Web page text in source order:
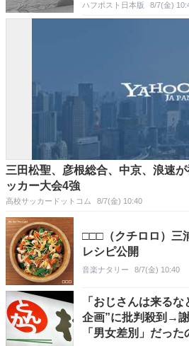
ハフポスト日本版 8/7(金)
三田松聖、彦根総合、中京、浪速
ッカー大会4強
高校サッカードットコム 8/7(金) 10:40
□□□（クチロロ）三
レシピ公開
音楽ナタリー 8/7(金) 10:40
「おじさんは来る
企画”に批判殺到→
「男女差別」だった